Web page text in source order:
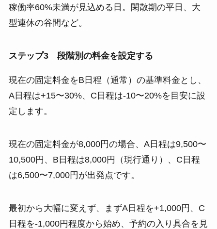
稼働率60%未満が見込める日。閑散期の平日、大
型連休の谷間など。
ステップ3 段階別の料金を設定する
現在の固定料金をB日程（通常）の基準料金とし、
A日程は+15〜30%、C日程は-10〜20%を目安に設
定します。
現在の固定料金が8,000円の場合、A日程は9,500〜
10,500円、B日程は8,000円（現行通り）、C日程
は6,500〜7,000円が出発点です。
最初から大幅に変えず、まずA日程を+1,000円、C
日程を-1,000円程度から始め、予約の入り具合を見